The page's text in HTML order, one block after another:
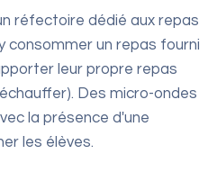
réfectoire dédié aux repas
consommer un repas fourni
leur propre repas
Des micro-ondes
la présence d'une
les élèves.